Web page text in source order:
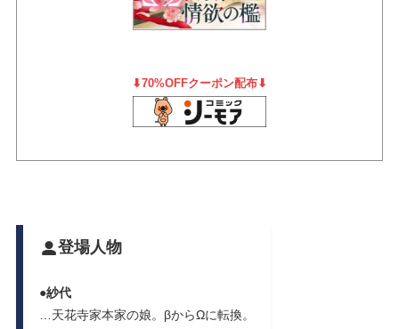
⬇︎70%OFFクーポン配布⬇︎
登場人物
●紗代
…天花寺家本家の娘。βからΩに転換。